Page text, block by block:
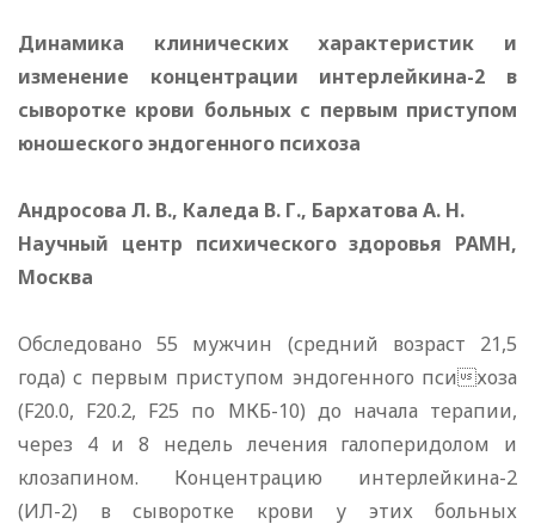
Динамика клинических характеристик и
изменение концентрации интерлейкина-2 в
сыворотке крови больных с первым приступом
юношеского эндогенного психоза
Андросова Л. В., Каледа В. Г., Бархатова А. Н.
Научный центр психического здоровья РАМН,
Москва
Обследовано 55 мужчин (средний возраст 21,5
года) с первым приступом эндогенного психоза
(F20.0, F20.2, F25 по МКБ-10) до начала терапии,
через 4 и 8 недель лечения галоперидолом и
клозапином. Концентрацию интерлейкина-2
(ИЛ-2) в сыворотке крови у этих больных